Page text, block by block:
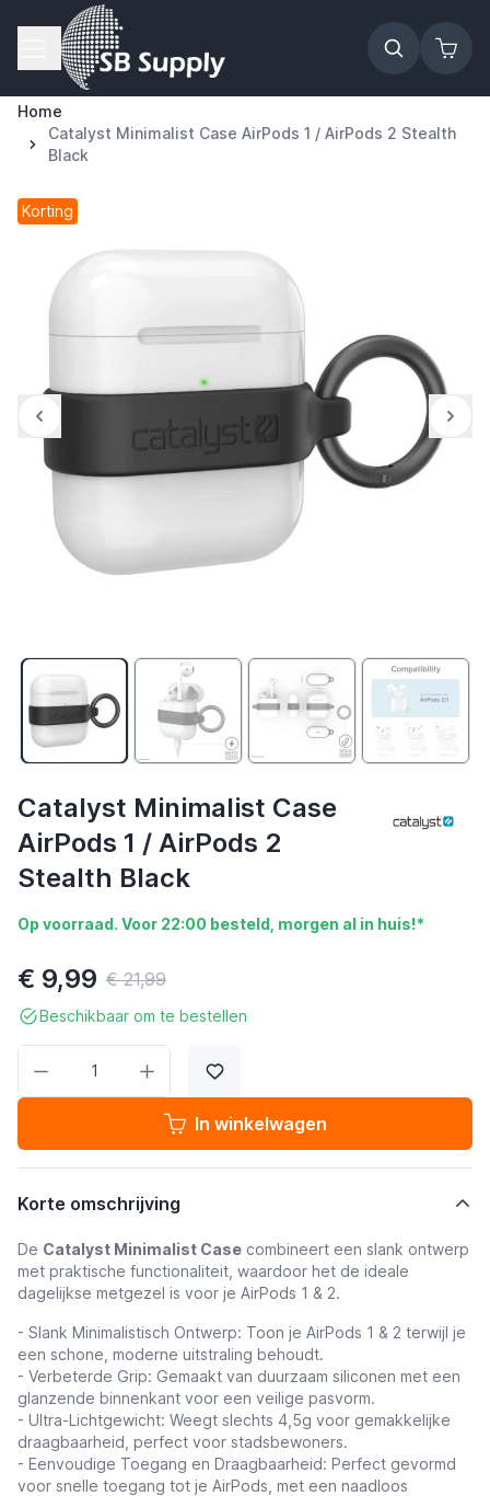
Ga naar de inhoud
Home
Catalyst Minimalist Case AirPods 1 / AirPods 2 Stealth
Black
Korting
Catalyst Minimalist Case
AirPods 1 / AirPods 2
Stealth Black
Op voorraad. Voor 22:00 besteld, morgen al in huis!*
€ 9,99 € 21,99
Beschikbaar om te bestellen
In winkelwagen
Korte omschrijving
De Catalyst Minimalist Case combineert een slank ontwerp
met praktische functionaliteit, waardoor het de ideale
dagelijkse metgezel is voor je AirPods 1 & 2.
- Slank Minimalistisch Ontwerp: Toon je AirPods 1 & 2 terwijl je
een schone, moderne uitstraling behoudt.
- Verbeterde Grip: Gemaakt van duurzaam siliconen met een
glanzende binnenkant voor een veilige pasvorm.
- Ultra-Lichtgewicht: Weegt slechts 4,5g voor gemakkelijke
draagbaarheid, perfect voor stadsbewoners.
- Eenvoudige Toegang en Draagbaarheid: Perfect gevormd
voor snelle toegang tot je AirPods, met een naadloos